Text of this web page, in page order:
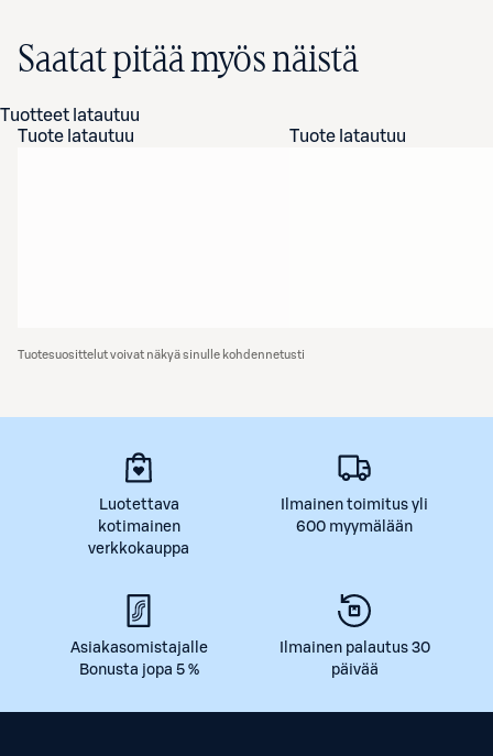
Saatat pitää myös näistä
Tuotteet latautuu
Tuote latautuu
Tuote latautuu
Tuotesuosittelut voivat näkyä sinulle kohdennetusti
Luotettava
kotimainen
verkkokauppa
Ilmainen toimitus yli
600 myymälään
Asiakasomistajalle
Bonusta jopa 5 %
Ilmainen palautus 30
päivää